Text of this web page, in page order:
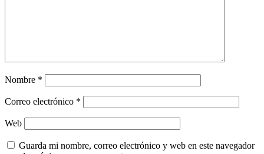
Nombre *
Correo electrónico *
Web
Guarda mi nombre, correo electrónico y web en este navegador